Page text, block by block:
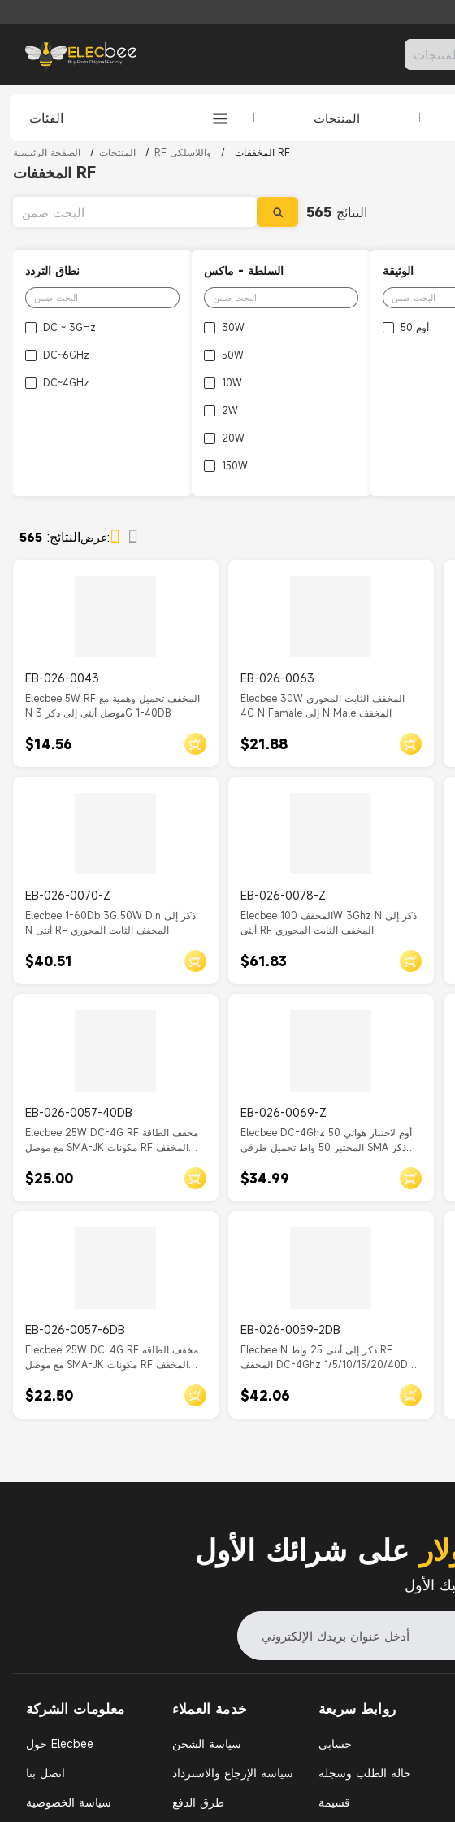
الفئات المنتجات
الصفحة الرئيسية / المنتجات / RF واللاسلكي / المخففات RF
المخففات RF
النتائج 565
نطاق التردد
DC ~ 3GHz
DC~6GHz
DC~4GHz
السلطة - ماكس
30W
50W
10W
2W
20W
150W
الوثيقة
50 أوم
النتائج: 565 عرض:
EB-026-0043
Elecbee 5W RF المخفف تحميل وهمية مع
N موصل أنثى إلى ذكر 3G 1-40DB
$14.56
EB-026-0063
Elecbee 30W المخفف الثابت المحوري
4G N Famale إلى N Male المخفف
$21.88
EB-026-0070-Z
Elecbee 1-60Db 3G 50W Din ذكر إلى
N أنثى RF المخفف الثابت المحوري
$40.51
EB-026-0078-Z
Elecbee المخفف 100W 3Ghz N ذكر إلى
أنثى RF المخفف الثابت المحوري
$61.83
EB-026-0057-40DB
Elecbee 25W DC-4G RF مخفف الطاقة
مع موصل SMA-JK مكونات RF المخفف
$25.00
EB-026-0069-Z
Elecbee DC-4Ghz 50 أوم لاختبار هوائي
المختبر 50 واط تحميل طرفي SMA ذكر
$34.99
EB-026-0057-6DB
Elecbee 25W DC-4G RF مخفف الطاقة
مع موصل SMA-JK مكونات RF المخفف
$22.50
EB-026-0059-2DB
Elecbee N ذكر إلى أنثى 25 واط RF
المخفف DC-4Ghz 1/5/10/15/20/40Db
$42.06
على شرائك الأول
معلومات الشركة
حول Elecbee
اتصل بنا
سياسة الخصوصية
خدمة العملاء
سياسة الشحن
سياسة الإرجاع والاسترداد
طرق الدفع
روابط سريعة
حسابي
حالة الطلب وسجله
قسيمة